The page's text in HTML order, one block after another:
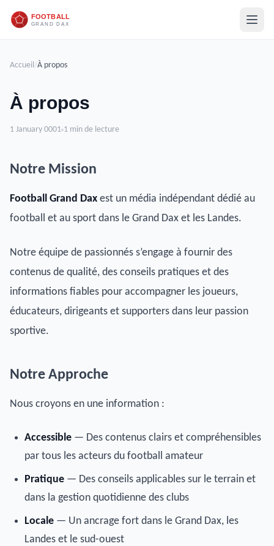
Accueil/À propos
À propos
1 January 0001 1 min de lecture
Notre Mission
Football Grand Dax est un média indépendant dédié au
football et au sport dans le Grand Dax et les Landes.
Notre équipe de passionnés s’engage à fournir des
contenus de qualité, des conseils pratiques et des
informations fiables pour accompagner les joueurs,
éducateurs, dirigeants et supporters dans leur passion
sportive.
Notre Approche
Nous croyons en une information :
Accessible — Des contenus clairs et compréhensibles
par tous les acteurs du football amateur
Pratique — Des conseils applicables sur le terrain et
dans la gestion quotidienne des clubs
Locale — Un ancrage fort dans le Grand Dax, les
Landes et le sud-ouest